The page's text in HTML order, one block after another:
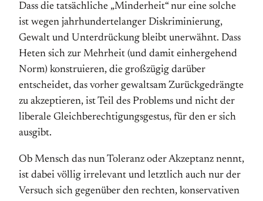
Dass die tatsächliche „Minderheit“ nur eine solche
ist wegen jahrhundertelanger Diskriminierung,
Gewalt und Unterdrückung bleibt unerwähnt. Dass
Heten sich zur Mehrheit (und damit einhergehend
Norm) konstruieren, die großzügig darüber
entscheidet, das vorher gewaltsam Zurückgedrängte
zu akzeptieren, ist Teil des Problems und nicht der
liberale Gleichberechtigungsgestus, für den er sich
ausgibt.
Ob Mensch das nun Toleranz oder Akzeptanz nennt,
ist dabei völlig irrelevant und letztlich auch nur der
Versuch sich gegenüber den rechten, konservativen